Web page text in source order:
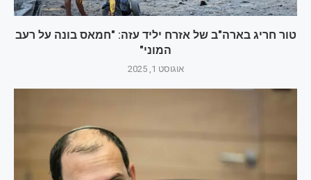
טור חריג בארה"ב של אזרח יליד עזה: "חמאס בונה על רעב
המוני"
אוגוסט 1, 2025